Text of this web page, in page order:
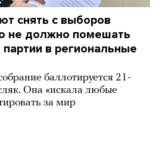
снять с выборов
не должно помешать
в региональные
баллотируется 21-
Она «искала любые
за мир